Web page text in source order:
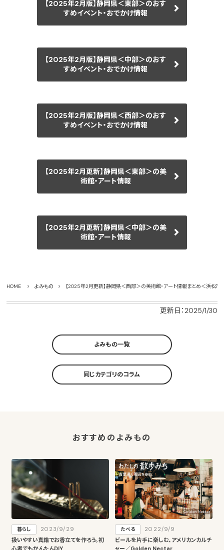
【2025年2月版】静岡県＜東部＞のおす
すめイベント・おでかけ情報
【2025年2月版】静岡県＜中部＞のおす
すめイベント・おでかけ情報
【2025年2月版】静岡県＜西部＞のおす
すめイベント・おでかけ情報
【2025年2月更新】静岡県＜東部＞の美
術館・アート情報
【2025年2月更新】静岡県＜中部＞の美
術館・アート情報
HOME よみもの 【2025年2月更新】静岡県＜西部＞の美術館・アート情報まとめ＜浜松市
更新日：2025/1/30
よみもの一覧
同じカテゴリのコラム
おすすめのよみもの
暮らし
2023/9/29
扱いやすい真鍮でお香立てを作ろう。初
たべる
2022/9/9
ビールを片手に楽しむ、アメリカンカルチ